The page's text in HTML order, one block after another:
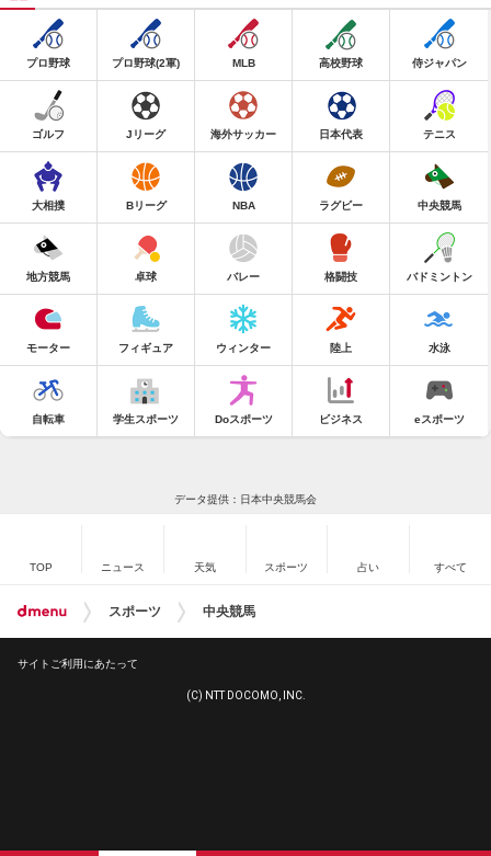
プロ野球 プロ野球(2軍) MLB 高校野球 侍ジャパン
ゴルフ Jリーグ 海外サッカー 日本代表 テニス
大相撲 Bリーグ NBA ラグビー 中央競馬
地方競馬 卓球 バレー 格闘技 バドミントン
モーター フィギュア ウィンター 陸上 水泳
自転車 学生スポーツ Doスポーツ ビジネス eスポーツ
データ提供：日本中央競馬会
TOP ニュース 天気 スポーツ 占い すべて
スポーツ 中央競馬
サイトご利用にあたって
(C) NTT DOCOMO, INC.